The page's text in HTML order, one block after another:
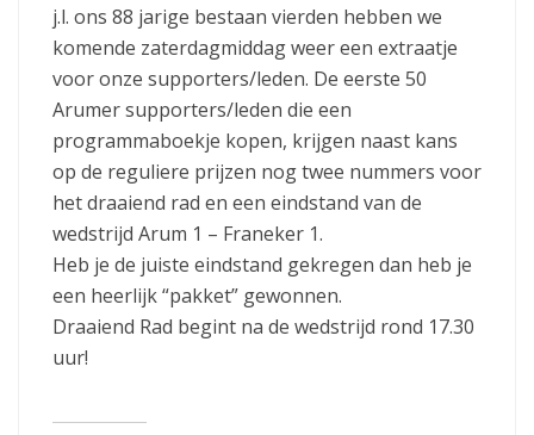
j.l. ons 88 jarige bestaan vierden hebben we
komende zaterdagmiddag weer een extraatje
voor onze supporters/leden. De eerste 50
Arumer supporters/leden die een
programmaboekje kopen, krijgen naast kans
op de reguliere prijzen nog twee nummers voor
het draaiend rad en een eindstand van de
wedstrijd Arum 1 – Franeker 1.
Heb je de juiste eindstand gekregen dan heb je
een heerlijk “pakket” gewonnen.
Draaiend Rad begint na de wedstrijd rond 17.30
uur!